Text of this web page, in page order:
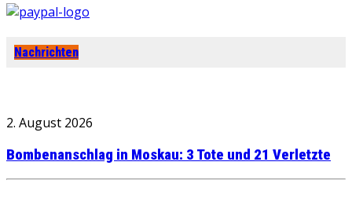
Nachrichten
2. August 2026
Bombenanschlag in Moskau: 3 Tote und 21 Verletzte